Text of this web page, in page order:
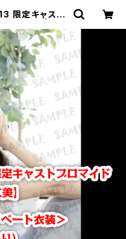
限定キャスト
ルWEBショッ